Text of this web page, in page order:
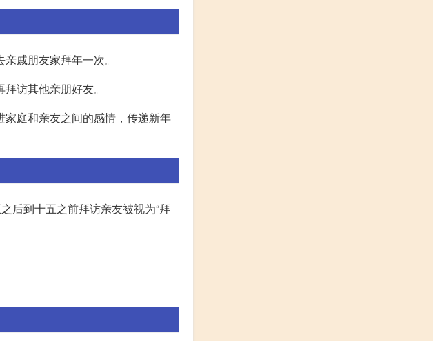
戚朋友家拜年一次。
访其他亲朋好友。
庭和亲友之间的感情，传递新年
后到十五之前拜访亲友被视为“拜